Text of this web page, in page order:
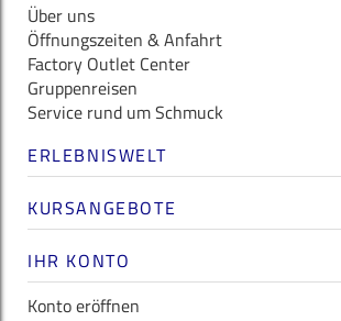
Über uns
Öffnungszeiten & Anfahrt
Factory Outlet Center
Gruppenreisen
Service rund um Schmuck
ERLEBNISWELT
KURSANGEBOTE
IHR KONTO
Konto eröffnen